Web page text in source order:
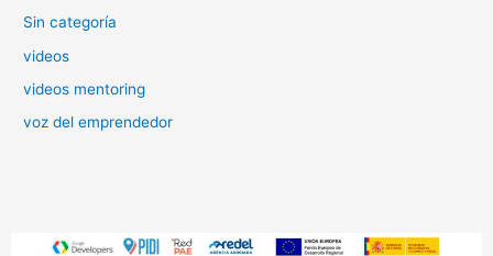
Sin categoría
videos
videos mentoring
voz del emprendedor